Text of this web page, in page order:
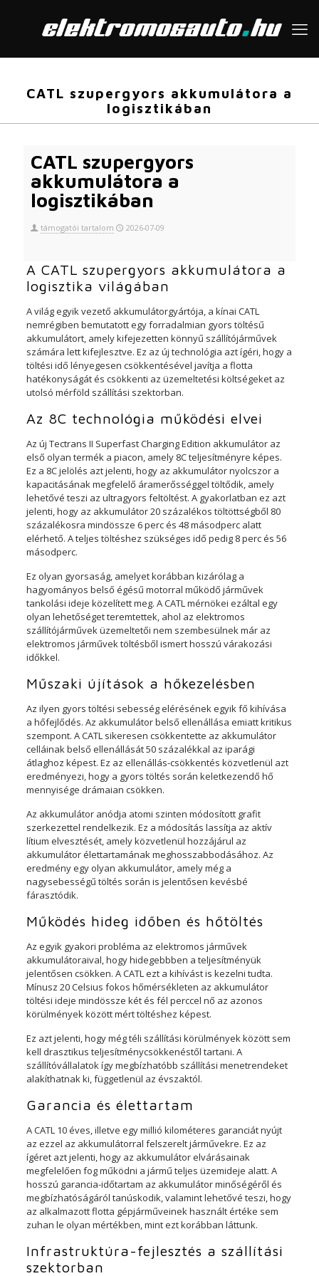
CATL szupergyors akkumulátora a
logisztikában
CATL szupergyors
akkumulátora a
logisztikában
támogatói tartalom 2026-07-09
A CATL szupergyors akkumulátora a
logisztika világában
A világ egyik vezető akkumulátorgyártója, a kínai CATL
nemrégiben bemutatott egy forradalmian gyors töltésű
akkumulátort, amely kifejezetten könnyű szállítójárművek
számára lett kifejlesztve. Ez az új technológia azt ígéri, hogy a
töltési idő lényegesen csökkentésével javítja a flotta
hatékonyságát és csökkenti az üzemeltetési költségeket az
utolsó mérföld szállítási szektorban.
Az 8C technológia működési elvei
Az új Tectrans II Superfast Charging Edition akkumulátor az
első olyan termék a piacon, amely 8C teljesítményre képes.
Ez a 8C jelölés azt jelenti, hogy az akkumulátor nyolcszor a
kapacitásának megfelelő áramerősséggel töltődik, amely
lehetővé teszi az ultragyors feltöltést. A gyakorlatban ez azt
jelenti, hogy az akkumulátor 20 százalékos töltöttségből 80
százalékosra mindössze 6 perc és 48 másodperc alatt
elérhető. A teljes töltéshez szükséges idő pedig 8 perc és 56
másodperc.
Ez olyan gyorsaság, amelyet korábban kizárólag a
hagyományos belső égésű motorral működő járművek
tankolási ideje közelített meg. A CATL mérnökei ezáltal egy
olyan lehetőséget teremtettek, ahol az elektromos
szállítójárművek üzemeltetői nem szembesülnek már az
elektromos járművek töltésből ismert hosszú várakozási
időkkel.
Műszaki újítások a hőkezelésben
Az ilyen gyors töltési sebesség elérésének egyik fő kihívása
a hőfejlődés. Az akkumulátor belső ellenállása emiatt kritikus
szempont. A CATL sikeresen csökkentette az akkumulátor
celláinak belső ellenállását 50 százalékkal az iparági
átlaghoz képest. Ez az ellenállás-csökkentés közvetlenül azt
eredményezi, hogy a gyors töltés során keletkezendő hő
mennyisége drámaian csökken.
Az akkumulátor anódja atomi szinten módosított grafit
szerkezettel rendelkezik. Ez a módosítás lassítja az aktív
lítium elvesztését, amely közvetlenül hozzájárul az
akkumulátor élettartamának meghosszabbodásához. Az
eredmény egy olyan akkumulátor, amely még a
nagysebességű töltés során is jelentősen kevésbé
fárasztódik.
Működés hideg időben és hőtöltés
Az egyik gyakori probléma az elektromos járművek
akkumulátoraival, hogy hidegebbben a teljesítményük
jelentősen csökken. A CATL ezt a kihívást is kezelni tudta.
Mínusz 20 Celsius fokos hőmérsékleten az akkumulátor
töltési ideje mindössze két és fél perccel nő az azonos
körülmények között mért töltéshez képest.
Ez azt jelenti, hogy még téli szállítási körülmények között sem
kell drasztikus teljesítménycsökkenéstől tartani. A
szállítóvállalatok így megbízhatóbb szállítási menetrendeket
alakíthatnak ki, függetlenül az évszaktól.
Garancia és élettartam
A CATL 10 éves, illetve egy millió kilométeres garanciát nyújt
az ezzel az akkumulátorral felszerelt járművekre. Ez az
ígéret azt jelenti, hogy az akkumulátor elvárásainak
megfelelően fog működni a jármű teljes üzemideje alatt. A
hosszú garancia-időtartam az akkumulátor minőségéről és
megbízhatóságáról tanúskodik, valamint lehetővé teszi, hogy
az alkalmazott flotta gépjárműveinek használt értéke sem
zuhan le olyan mértékben, mint ezt korábban láttunk.
Infrastruktúra-fejlesztés a szállítási
szektorban